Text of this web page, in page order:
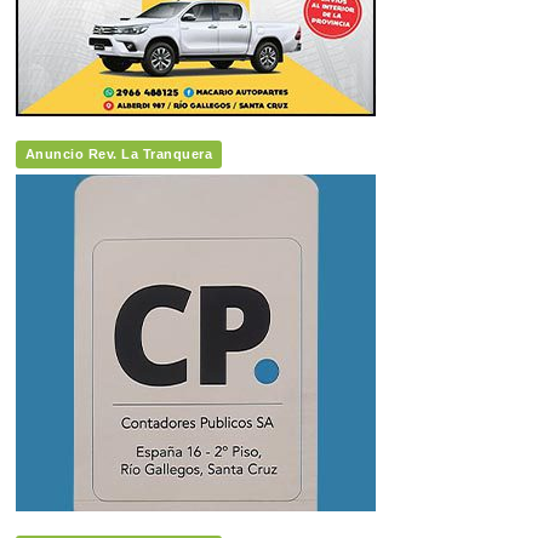
Anuncio Rev. La Tranquera